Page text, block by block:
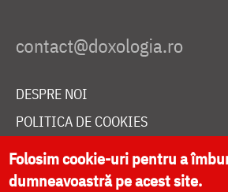
DESPRE NOI
POLITICA DE COOKIES
DONEAZĂ ONLINE PENTRU
Folosim cookie-uri pentru a
dumneavoastră pe acest site.